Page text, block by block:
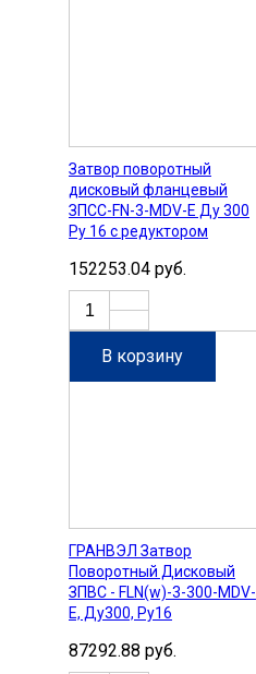
Затвор поворотный
дисковый фланцевый
ЗПСС-FN-3-MDV-E Ду 300
Ру 16 с редуктором
152253.04 руб.
В корзину
ГРАНВЭЛ Затвор
Поворотный Дисковый
ЗПВС - FLN(w)-3-300-MDV-
Е, Ду300, Ру16
87292.88 руб.